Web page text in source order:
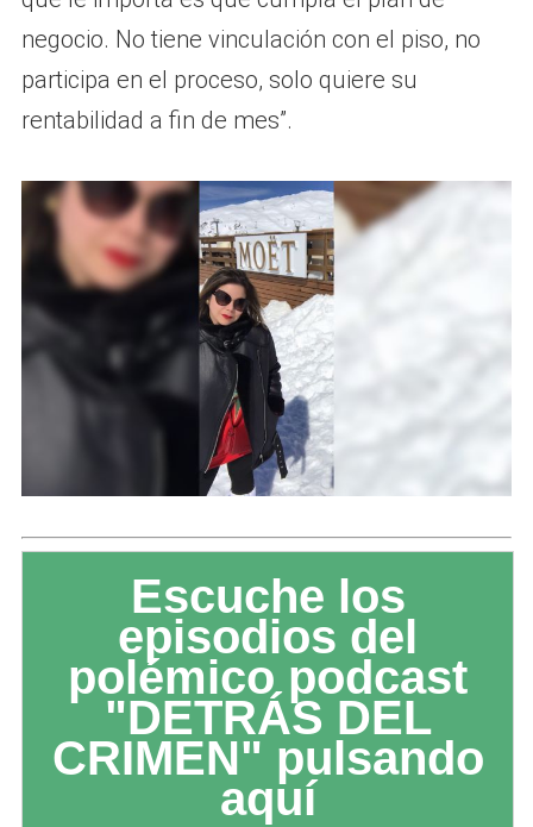
negocio. No tiene vinculación con el piso, no
participa en el proceso, solo quiere su
rentabilidad a fin de mes”.
Escuche los
episodios del
polémico podcast
"DETRÁS DEL
CRIMEN" pulsando
aquí